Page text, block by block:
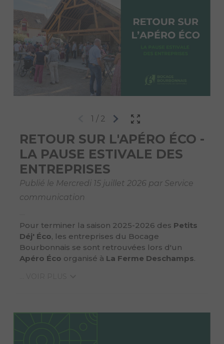
1 / 2
RETOUR SUR L'APÉRO ÉCO -
LA PAUSE ESTIVALE DES
ENTREPRISES
Publié le Mercredi 15 juillet 2026 par Service
communication
Pour terminer la saison 2025-2026 des Petits
Déj' Éco, les entreprises du Bocage
Bourbonnais se sont retrouvées lors d'un
Apéro Éco organisé à La Ferme Deschamps.